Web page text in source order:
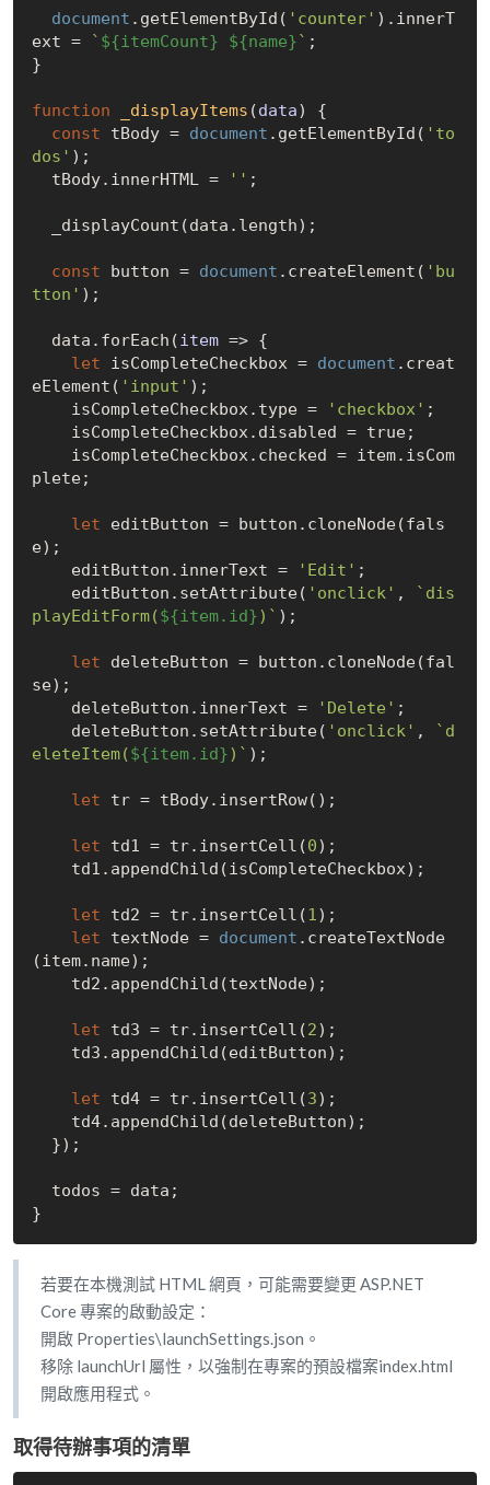
document .getElementById( 'counter' ).innerT
ext =
` ${itemCount} ${name} ` ;
}
function _displayItems (data) {
const tBody = document .getElementById( 'to
dos' );
  tBody.innerHTML =
'' ;
const button = document .createElement( 'bu
tton' );
  data.forEach(
item => {
let isCompleteCheckbox = document .creat
eElement( 'input' );
    isCompleteCheckbox.type =
'checkbox' ;
    isCompleteCheckbox.disabled =
true;
plete;
let editButton = button.cloneNode(fals
e);
    editButton.innerText =
'Edit' ;
    editButton.setAttribute(
'onclick' ,
`dis
playEditForm(${item.id})` );
let deleteButton = button.cloneNode(fal
se);
    deleteButton.innerText =
'Delete' ;
    deleteButton.setAttribute(
'onclick' ,
`d
eleteItem(${item.id})` );
let tr = tBody.insertRow();
let td1 = tr.insertCell(0);
let td2 = tr.insertCell(1);
let textNode = document .createTextNode
(item.name);
let td3 = tr.insertCell(2);
let td4 = tr.insertCell(3);
若要在本機測試 HTML 網頁，可能需要變更 ASP.NET
Core 專案的啟動設定：
開啟 Properties\launchSettings.json。
移除 launchUrl 屬性，以強制在專案的預設檔案index.html
開啟應用程式。
取得待辦事項的清單